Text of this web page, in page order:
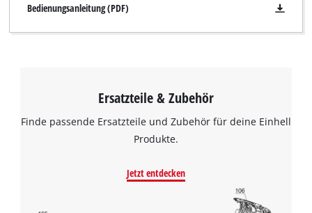
Bedienungsanleitung (PDF)
Ersatzteile & Zubehör
Finde passende Ersatzteile und Zubehör für deine Einhell
Produkte.
Jetzt entdecken